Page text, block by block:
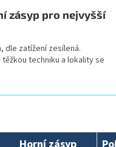
zásyp pro nejvyšší
dle zatížení zesílená.
techniku a lokality se